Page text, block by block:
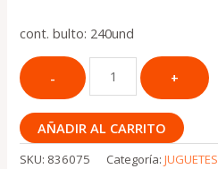
cont. bulto: 240und
AÑADIR AL CARRITO
SKU: 836075 Categoría:JUGUETES